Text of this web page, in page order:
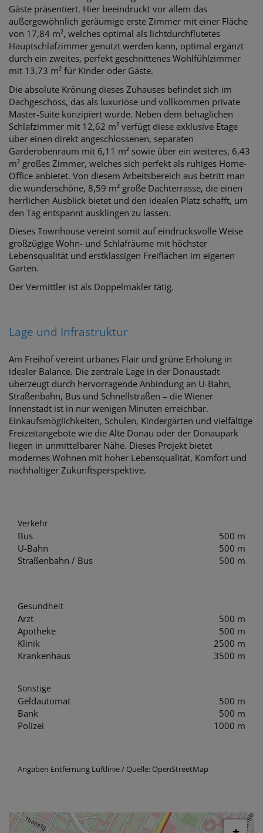
Gäste präsentiert. Hier beeindruckt vor allem das
außergewöhnlich geräumige erste Zimmer mit einer Fläche
von 17,84 m², welches optimal als lichtdurchflutetes
Hauptschlafzimmer genutzt werden kann, optimal ergänzt
durch ein zweites, perfekt geschnittenes Wohlfühlzimmer
mit 13,73 m² für Kinder oder Gäste.
Die absolute Krönung dieses Zuhauses befindet sich im
Dachgeschoss, das als luxuriöse und vollkommen private
Master-Suite konzipiert wurde. Neben dem behaglichen
Schlafzimmer mit 12,62 m² verfügt diese exklusive Etage
über einen direkt angeschlossenen, separaten
Garderobenraum mit 6,11 m² sowie über ein weiteres, 6,43
m² großes Zimmer, welches sich perfekt als ruhiges Home-
Office anbietet. Von diesem Arbeitsbereich aus betritt man
die wunderschöne, 8,59 m² große Dachterrasse, die einen
herrlichen Ausblick bietet und den idealen Platz schafft, um
den Tag entspannt ausklingen zu lassen.
Dieses Townhouse vereint somit auf eindrucksvolle Weise
großzügige Wohn- und Schlafräume mit höchster
Lebensqualität und erstklassigen Freiflächen im eigenen
Garten.
Der Vermittler ist als Doppelmakler tätig.
Lage und Infrastruktur
Am Freihof vereint urbanes Flair und grüne Erholung in
idealer Balance. Die zentrale Lage in der Donaustadt
überzeugt durch hervorragende Anbindung an U-Bahn,
Straßenbahn, Bus und Schnellstraßen – die Wiener
Innenstadt ist in nur wenigen Minuten erreichbar.
Einkaufsmöglichkeiten, Schulen, Kindergärten und vielfältige
Freizeitangebote wie die Alte Donau oder der Donaupark
liegen in unmittelbarer Nähe. Dieses Projekt bietet
modernes Wohnen mit hoher Lebensqualität, Komfort und
nachhaltiger Zukunftsperspektive.
Verkehr
Bus
500 m
U-Bahn
500 m
Straßenbahn / Bus
500 m
Gesundheit
Arzt
500 m
Apotheke
500 m
Klinik
2500 m
Krankenhaus
3500 m
Sonstige
Geldautomat
500 m
Bank
500 m
Polizei
1000 m
Angaben Entfernung Luftlinie / Quelle: OpenStreetMap